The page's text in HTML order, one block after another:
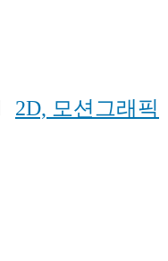
2D, 모션그래픽